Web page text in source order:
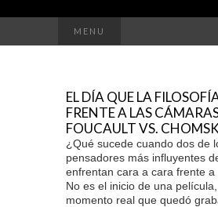
MENU
EL DÍA QUE LA
FRENTE A LAS
FOUCAULT VS.
¿Qué sucede cuando dos de
pensadores más influyentes
enfrentan cara a cara frente a
No es el inicio de una
momento real que quedó